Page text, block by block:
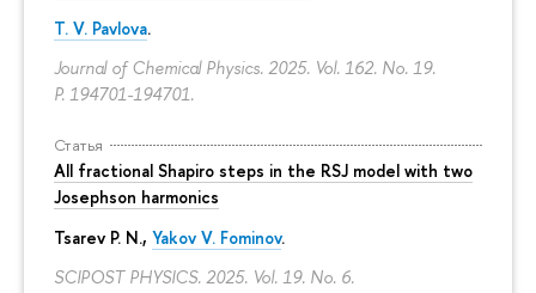
T. V. Pavlova.
Journal of Chemical Physics. 2025. Vol. 162. No. 19.
P. 194701-194701.
Статья
All fractional Shapiro steps in the RSJ model with two
Josephson harmonics
Tsarev P. N., Yakov V. Fominov.
SCIPOST PHYSICS. 2025. Vol. 19. No. 6.